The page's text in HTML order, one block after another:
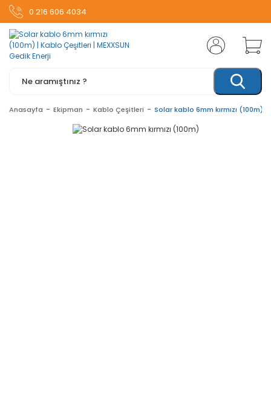
0 216 606 4034
Anasayfa Ekipman Kablo Çeşitleri Solar kablo 6mm kırmızı (100m)